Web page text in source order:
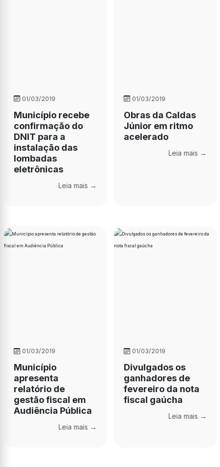
01/03/2019
Município recebe
confirmação do
DNIT para a
instalação das
lombadas
eletrônicas
Leia mais →
01/03/2019
Obras da Caldas
Júnior em ritmo
acelerado
Leia mais →
01/03/2019
Município
apresenta
relatório de
gestão fiscal em
Audiência Pública
Leia mais →
01/03/2019
Divulgados os
ganhadores de
fevereiro da nota
fiscal gaúcha
Leia mais →